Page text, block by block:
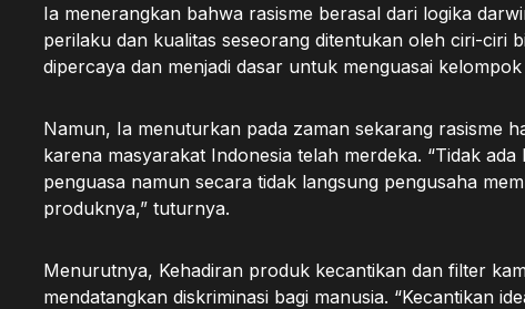
Ia menerangkan bahwa rasisme berasal dari logika
perilaku dan kualitas seseorang ditentukan oleh ciri-ciri
dipercaya dan menjadi dasar untuk menguasai
Namun, Ia menuturkan pada zaman sekarang rasisme
karena masyarakat Indonesia telah merdeka. “Tidak
penguasa namun secara tidak langsung pengusaha
produknya,” tuturnya.
Menurutnya, Kehadiran produk kecantikan dan filter
mendatangkan diskriminasi bagi manusia. “Kecantikan